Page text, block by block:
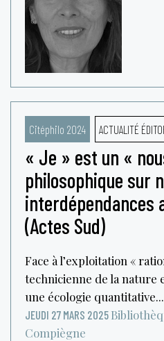
Citéphilo 2024 ACTUALITÉ
« Je » est un «
philosophique sur
interdépendances
(Actes Sud)
Face à l’exploitation «
technicienne de la nature
une écologie quantitative...
JEUDI 27 MARS 2025
Compiègne